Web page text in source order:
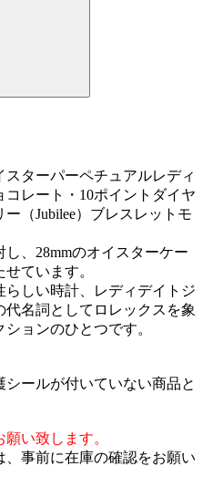
ターパーペチュアルレディ
コレート・10ポイントダイヤ
（Jubilee）ブレスレットモ
、28mmのオイスターケー
ています。
らしい時計、レディデイトジ
名詞としてロレックスを象
ョンのひとつです。
ールが付いていない商品と
い致します。
事前に在庫の確認をお願い